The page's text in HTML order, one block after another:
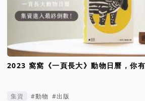
2023 窩窩《一頁長大》動物日曆，你
集資 #動物 #出版